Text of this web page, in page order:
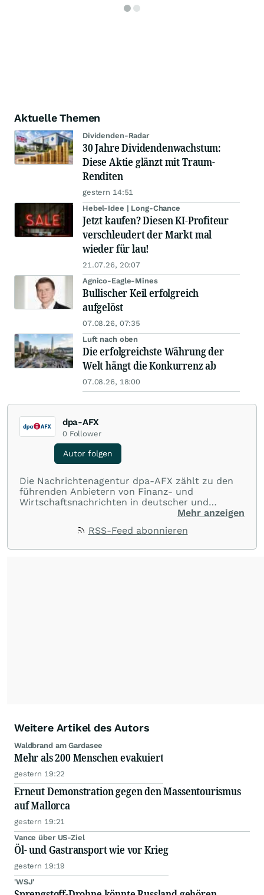
Aktuelle Themen
Dividenden-Radar
30 Jahre Dividendenwachstum:
Diese Aktie glänzt mit Traum-
Renditen
gestern 14:51
Hebel-Idee | Long-Chance
Jetzt kaufen? Diesen KI-Profiteur
verschleudert der Markt mal
wieder für lau!
21.07.26, 20:07
Agnico-Eagle-Mines
Bullischer Keil erfolgreich
aufgelöst
07.08.26, 07:35
Luft nach oben
Die erfolgreichste Währung der
Welt hängt die Konkurrenz ab
07.08.26, 18:00
dpa-AFX
0 Follower
Autor folgen
Die Nachrichtenagentur dpa-AFX zählt zu den
führenden Anbietern von Finanz- und
Wirtschaftsnachrichten in deutscher und
englischer Sprache. Gestützt auf ein
dpa-AFX unabhängig, zuverlässig und schnell
Mehr anzeigen
RSS-Feed abonnieren
Weitere Artikel des Autors
Waldbrand am Gardasee
Mehr als 200 Menschen evakuiert
gestern 19:22
Erneut Demonstration gegen den Massentourismus
auf Mallorca
gestern 19:21
Vance über US-Ziel
Öl- und Gastransport wie vor Krieg
gestern 19:19
'WSJ'